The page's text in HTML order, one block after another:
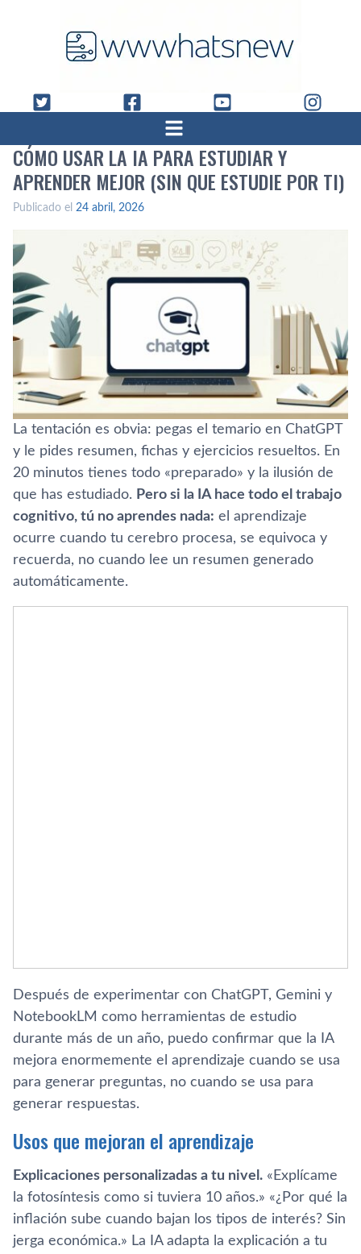
CÓMO USAR LA IA PARA ESTUDIAR Y
APRENDER MEJOR (SIN QUE ESTUDIE POR TI)
Publicado el 24 abril, 2026
La tentación es obvia: pegas el temario en ChatGPT
y le pides resumen, fichas y ejercicios resueltos. En
20 minutos tienes todo «preparado» y la ilusión de
que has estudiado. Pero si la IA hace todo el trabajo
cognitivo, tú no aprendes nada: el aprendizaje
ocurre cuando tu cerebro procesa, se equivoca y
recuerda, no cuando lee un resumen generado
automáticamente.
Después de experimentar con ChatGPT, Gemini y
NotebookLM como herramientas de estudio
durante más de un año, puedo confirmar que la IA
mejora enormemente el aprendizaje cuando se usa
para generar preguntas, no cuando se usa para
generar respuestas.
Usos que mejoran el aprendizaje
Explicaciones personalizadas a tu nivel. «Explícame
la fotosíntesis como si tuviera 10 años.» «¿Por qué la
inflación sube cuando bajan los tipos de interés? Sin
jerga económica.» La IA adapta la explicación a tu